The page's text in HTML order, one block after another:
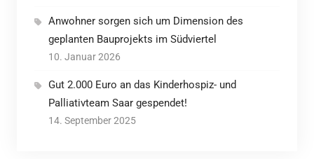
Anwohner sorgen sich um Dimension des
geplanten Bauprojekts im Südviertel
10. Januar 2026
Gut 2.000 Euro an das Kinderhospiz- und
Palliativteam Saar gespendet!
14. September 2025